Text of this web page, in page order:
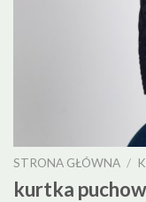
STRONA GŁÓWNA /
kurtka